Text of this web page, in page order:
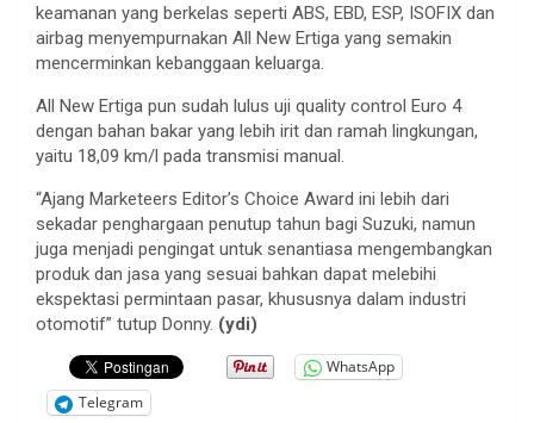
keamanan yang berkelas seperti ABS, EBD, ESP, ISOFIX dan
airbag menyempurnakan All New Ertiga yang semakin
mencerminkan kebanggaan keluarga.
All New Ertiga pun sudah lulus uji quality control Euro 4
dengan bahan bakar yang lebih irit dan ramah lingkungan,
yaitu 18,09 km/l pada transmisi manual.
“Ajang Marketeers Editor’s Choice Award ini lebih dari
sekadar penghargaan penutup tahun bagi Suzuki, namun
juga menjadi pengingat untuk senantiasa mengembangkan
produk dan jasa yang sesuai bahkan dapat melebihi
ekspektasi permintaan pasar, khususnya dalam industri
otomotif” tutup Donny. (ydi)
WhatsApp
Telegram